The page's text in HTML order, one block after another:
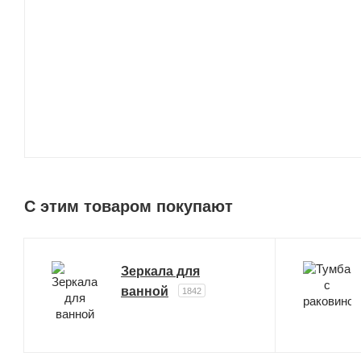
C этим товаром покупают
Зеркала для
ванной
1842